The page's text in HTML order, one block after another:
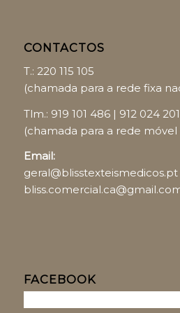
CONTACTOS
T.: 220 115 105
(chamada para a rede fixa
Tlm.: 919 101 486| 912 024 201
(chamada para a rede móvel
Email:
geral@blisstexteismedicos.pt
FACEBOOK